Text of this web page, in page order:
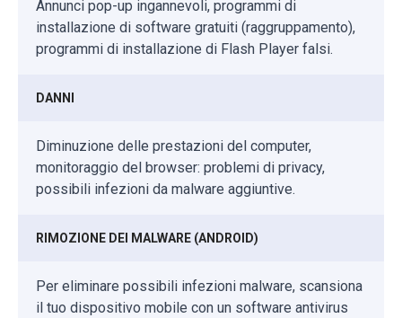
Annunci pop-up ingannevoli, programmi di
installazione di software gratuiti (raggruppamento),
programmi di installazione di Flash Player falsi.
DANNI
Diminuzione delle prestazioni del computer,
monitoraggio del browser: problemi di privacy,
possibili infezioni da malware aggiuntive.
RIMOZIONE DEI MALWARE (ANDROID)
Per eliminare possibili infezioni malware, scansiona
il tuo dispositivo mobile con un software antivirus